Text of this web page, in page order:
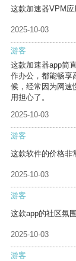
这款加速器VPM应
2025-10-03
游客
这款加速器app简
作办公，都能畅享
候，经常因为网速
用担心了。
2025-10-03
游客
这款软件的价格非
2025-10-03
游客
这款app的社区氛
2025-10-03
游客